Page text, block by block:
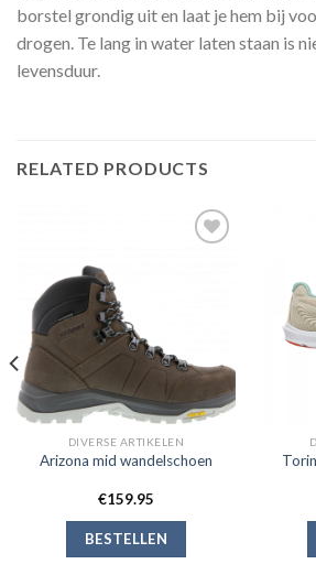
borstel grondig uit en laat je hem bij
drogen. Te lang in water laten staan is
levensduur.
RELATED PRODUCTS
DIVERSE ARTIKELEN
Arizona mid wandelschoen
€159.95
BESTELLEN